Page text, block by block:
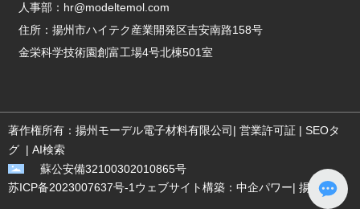
人事部： hr@modeltemol.com
住所：揚州市ハイテク産業開発区吉安南路158号
金栄科学技術園創富工場4号北棟501室
著作権所有：揚州モーデル電子材料有限公司| 営業許可証 | SEOタ
グ | AI検索
蘇公安備32100302010865号
苏ICP备2023007637号-1 ウェブサイト構築： 中企パワー| 揚州